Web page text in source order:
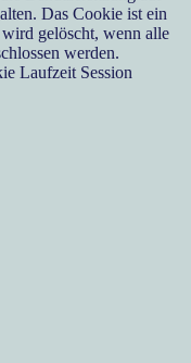
Das Cookie ist ein
gelöscht, wenn alle
werden.
Laufzeit Session